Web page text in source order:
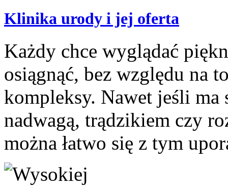
Klinika urody i jej oferta
Każdy chce wyglądać
osiągnąć, bez względu na
kompleksy. Nawet jeśli ma
nadwagą, trądzikiem czy
można łatwo się z tym